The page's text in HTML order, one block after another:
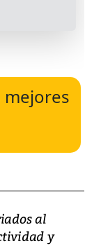
mejores
al
y